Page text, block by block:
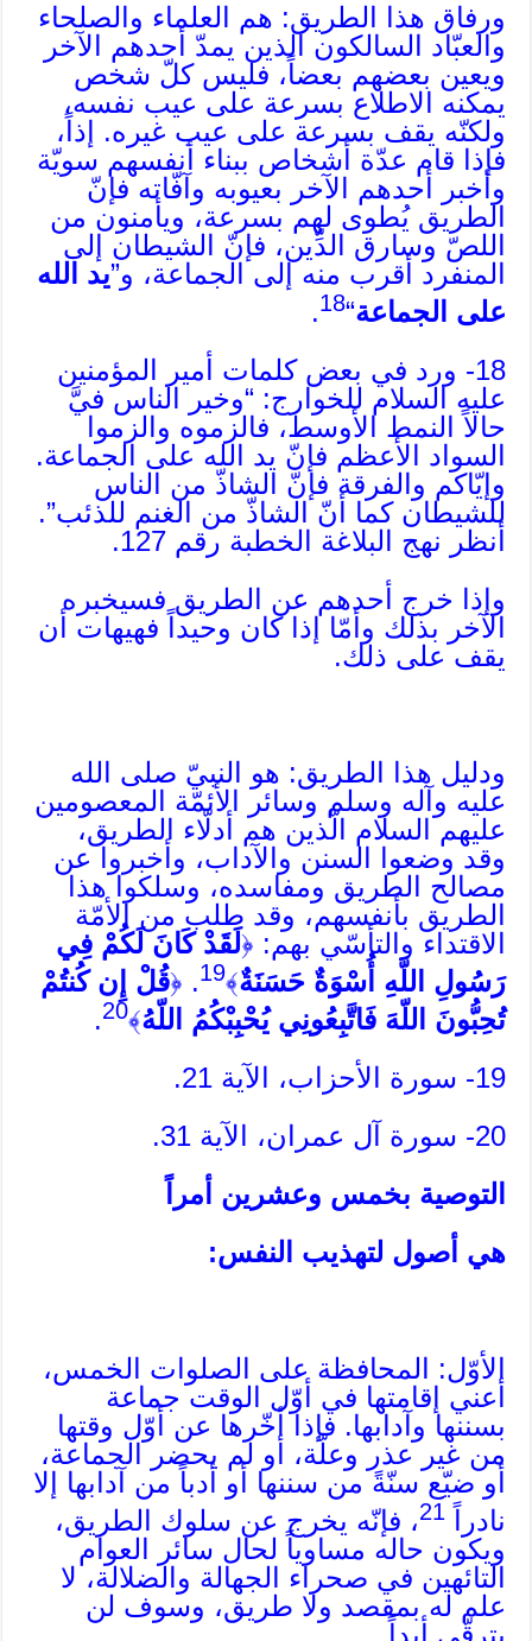
ورفاق هذا الطريق: هم العلماء والصلحاء
والعبّاد السالكون الذين يمدّ أحدهم الآخر
ويعين بعضهم بعضاً، فليس كلّ شخص
يمكنه الاطلاع بسرعة على عيب نفسه،
ولكنّه يقف بسرعة على عيب غيره. إذاً،
فإذا قام عدّة أشخاص ببناء أنفسهم سويّة
وأخبر أحدهم الآخر بعيوبه وآفّاته فإنّ
الطريق يُطوى لهم بسرعة، ويأمنون من
اللصّ وسارق الدِّين، فإنّ الشيطان إلى
المنفرد أقرب منه إلى الجماعة، و”يد الله
على الجماعة“
18
.
18- ورد في بعض كلمات أمير المؤمنين
عليه السلام للخوارج: “وخير الناس فيَّ
حالاً النمط الأوسط، فالزموه والزموا
السواد الأعظم فإنّ يد الله على الجماعة.
وإيّاكم والفرقة فإنّ الشاذّ من الناس
للشيطان كما أنّ الشاذّ من الغنم للذئب”.
أنظر نهج البلاغة الخطبة رقم 127.
وإذا خرج أحدهم عن الطريق فسيخبره
الآخر بذلك وأمّا إذا كان وحيداً فهيهات أن
يقف على ذلك.
ودليل هذا الطريق: هو النبيّ صلى الله
عليه وآله وسلم وسائر الأئمّة المعصومين
عليهم السلام الّذين هم أدلّاء الطريق،
وقد وضعوا السنن والآداب، وأخبروا عن
مصالح الطريق ومفاسده، وسلكوا هذا
الطريق بأنفسهم، وقد طلب من الأمّة
الاقتداء والتأسّي بهم: ﴿لَقَدْ كَانَ لَكُمْ فِي
رَسُولِ اللَّهِ أُسْوَةٌ حَسَنَةٌ﴾19. ﴿قُلْ إِن كُنتُمْ
تُحِبُّونَ اللّهَ فَاتَّبِعُونِي يُحْبِبْكُمُ اللّهُ﴾20
.
19- سورة الأحزاب، الآية 21.
20- سورة آل عمران، الآية 31.
التوصية بخمس وعشرين أمراً
هي أصول لتهذيب النفس:
الأوّل: المحافظة على الصلوات الخمس،
أعني إقامتها في أوّل الوقت جماعة
بسننها وآدابها. فإذا أخّرها عن أوّل وقتها
من غير عذر وعلّة، أو لم يحضر الجماعة،
أو ضيّع سنّةً من سننها أو أدباً من آدابها إلا
نادراً21، فإنّه يخرج عن سلوك الطريق،
ويكون حاله مساوياً لحال سائر العوام
التائهين في صحراء الجهالة والضلالة، لا
علم له بمقصد ولا طريق، وسوف لن